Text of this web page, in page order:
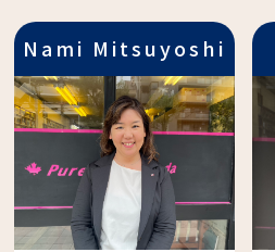
Nami Mitsuyoshi